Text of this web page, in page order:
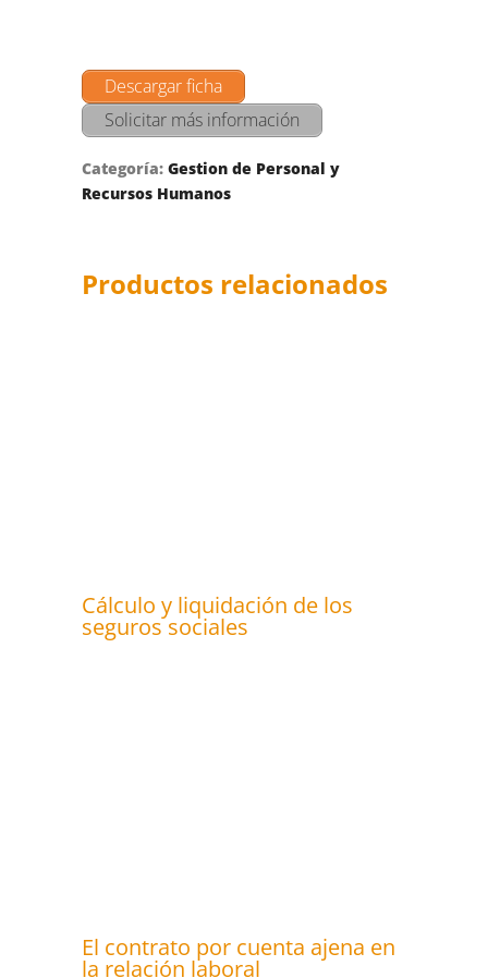
Descargar ficha
Solicitar más información
Categoría: Gestion de Personal y
Recursos Humanos
Productos relacionados
Cálculo y liquidación de los
seguros sociales
El contrato por cuenta ajena en
la relación laboral